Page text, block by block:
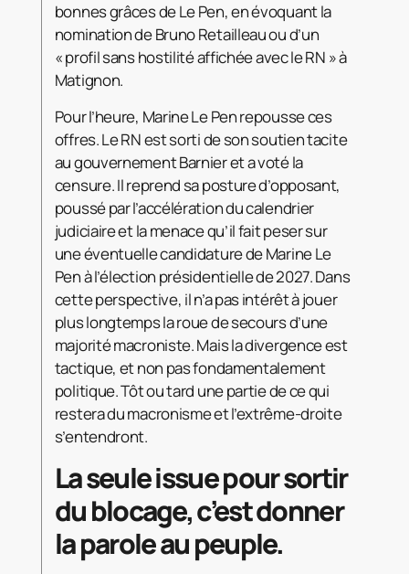
bonnes grâces de Le Pen, en évoquant la
nomination de Bruno Retailleau ou d’un
« profil sans hostilité affichée avec le RN » à
Matignon.
Pour l’heure, Marine Le Pen repousse ces
offres. Le RN est sorti de son soutien tacite
au gouvernement Barnier et a voté la
censure. Il reprend sa posture d’opposant,
poussé par l’accélération du calendrier
judiciaire et la menace qu’il fait peser sur
une éventuelle candidature de Marine Le
Pen à l’élection présidentielle de 2027. Dans
cette perspective, il n’a pas intérêt à jouer
plus longtemps la roue de secours d’une
majorité macroniste. Mais la divergence est
tactique, et non pas fondamentalement
politique. Tôt ou tard une partie de ce qui
restera du macronisme et l’extrême-droite
s’entendront.
La seule issue pour sortir
du blocage, c’est donner
la parole au peuple.